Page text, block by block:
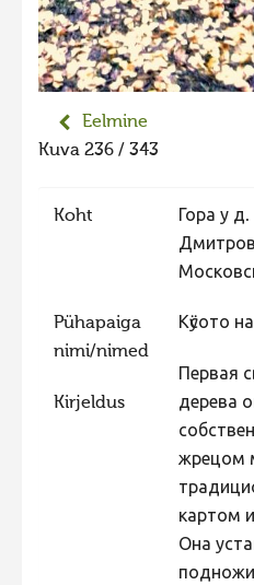
Hiite kuvavõistlus 2021
Hiite kuvavõistlus 2021
Hiite kuvavõistlus 2020
Liikuvad kuvad 2020
Hiite kuvavõistlus 2017
Hiite kuvavõistlus 2016
Hiite kuvavõistlus 2015
Hiite kuvavõistlus 2013
Hiite kuvavõistlus 2012
Hiite kuvavõistlus 2011
Eelmine
Kuva 236 / 343
Koht
Гора у
Pühapaiga
nimi/nimed
Кӱсото
Kirjeldus
Первая
дерева
жрецом
картом
Она